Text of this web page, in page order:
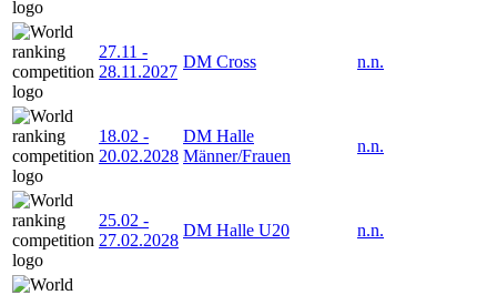
27.11 -
28.11.2027
DM Cross n.n.
18.02 -
20.02.2028
DM Halle
Männer/Frauen
n.n.
25.02 -
27.02.2028
DM Halle U20 n.n.